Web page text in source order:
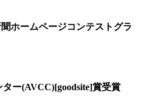
聞ホームページコンテスト グラ
ター(AVCC)[goodsite]賞受賞